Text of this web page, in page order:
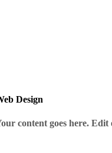
Design
content goes here.